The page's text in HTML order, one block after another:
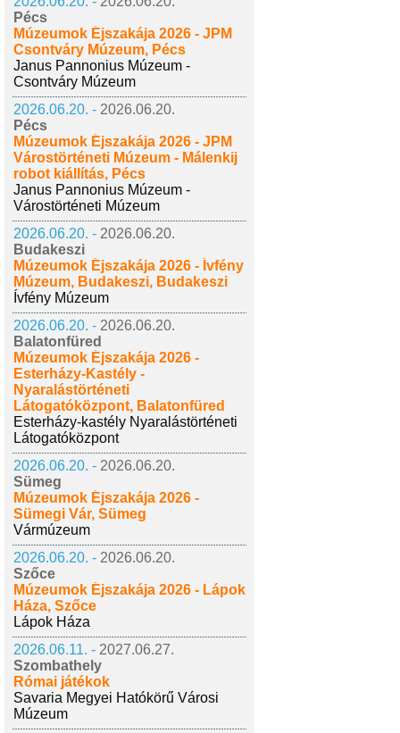
Pécs
Múzeumok Éjszakája 2026 - JPM
Csontváry Múzeum, Pécs
Janus Pannonius Múzeum -
Csontváry Múzeum
2026.06.20. - 2026.06.20.
Pécs
Múzeumok Éjszakája 2026 - JPM
Várostörténeti Múzeum - Málenkij
robot kiállítás, Pécs
Janus Pannonius Múzeum -
Várostörténeti Múzeum
2026.06.20. - 2026.06.20.
Budakeszi
Múzeumok Éjszakája 2026 - Ívfény
Múzeum, Budakeszi, Budakeszi
Ívfény Múzeum
2026.06.20. - 2026.06.20.
Balatonfüred
Múzeumok Éjszakája 2026 -
Esterházy-Kastély -
Nyaralástörténeti
Látogatóközpont, Balatonfüred
Esterházy-kastély Nyaralástörténeti
Látogatóközpont
2026.06.20. - 2026.06.20.
Sümeg
Múzeumok Éjszakája 2026 -
Sümegi Vár, Sümeg
Vármúzeum
2026.06.20. - 2026.06.20.
Szőce
Múzeumok Éjszakája 2026 - Lápok
Háza, Szőce
Lápok Háza
2026.06.11. - 2027.06.27.
Szombathely
Római játékok
Savaria Megyei Hatókörű Városi
Múzeum